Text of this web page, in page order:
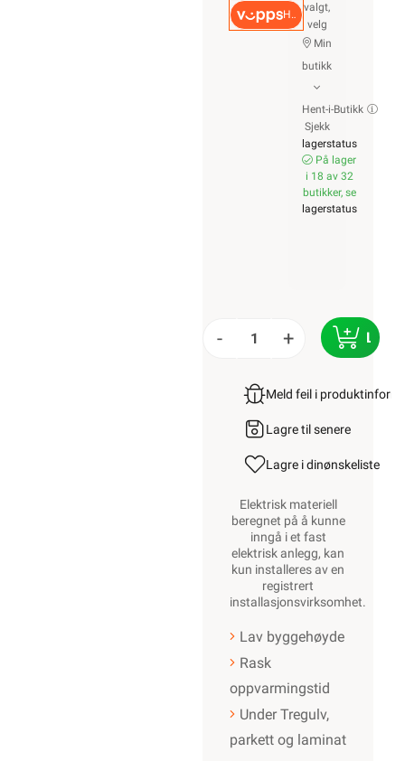
Hurtigkasse
valgt,
velg
Min
butikk
Hent-i-Butikk
Sjekk
lagerstatus
På lager
i 18 av 32
butikker, se
lagerstatus
- +
Meld feil i
Lagre til senere
Lagre i dinønskeliste
Elektrisk materiell
beregnet på å kunne
inngå i et fast
elektrisk anlegg, kan
kun installeres av en
registrert
installasjonsvirksomhet.
Lav byggehøyde
Rask
oppvarmingstid
Under Tregulv,
parkett og laminat